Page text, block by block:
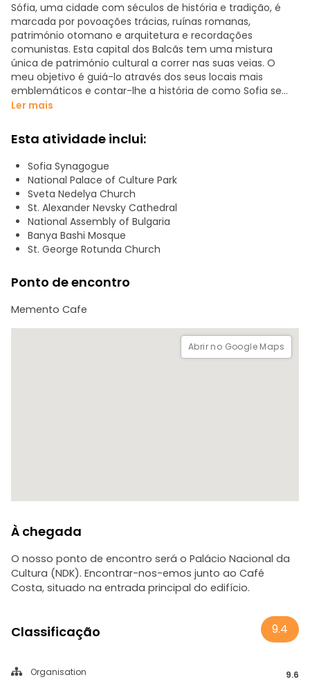
Sófia, uma cidade com séculos de história e tradição, é
marcada por povoações trácias, ruínas romanas,
património otomano e arquitetura e recordações
comunistas. Esta capital dos Balcãs tem uma mistura
única de património cultural a correr nas suas veias. O
meu objetivo é guiá-lo através dos seus locais mais
emblemáticos e contar-lhe a história de como Sofia se
tornou naquilo que é hoje.
Sem pressas, sem turismo de controlo, mas antes um
passeio agradável entre novos amigos. O meu objetivo é
estabelecer uma ligação entre as nossas culturas e
permitir-lhe conhecer Sofia através dos olhos de um
cidadão de terceira geração. Para além dos pontos de
referência, vamos parar nos cafés da moda, provar as
iguarias locais e sentir a vibração artística da cidade.
Esperam-no muitas histórias durante esta viagem e eu
terei todo o gosto em responder às suas perguntas sobre
Ler mais
Esta atividade inclui:
Sofia Synagogue
National Palace of Culture Park
Sveta Nedelya Church
St. Alexander Nevsky Cathedral
National Assembly of Bulgaria
Banya Bashi Mosque
St. George Rotunda Church
Ponto de encontro
Memento Cafe
Abrir no Google Maps
À chegada
O nosso ponto de encontro será o Palácio Nacional da
Cultura (NDK). Encontrar-nos-emos junto ao Café
Costa, situado na entrada principal do edifício.
Classificação 9.4
Organisation 9.6